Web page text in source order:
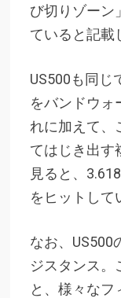
び切りゾーン
ていると記載
US500も同じ
をバンドウォ
れに加えて、
てはじき出す
見ると、
をヒットして
なお、US500
ジスタンス。
と、様々なフ